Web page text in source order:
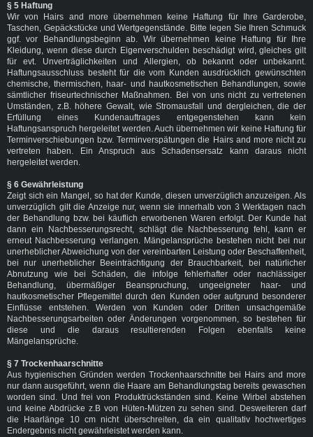
§ 5 Haftung
Wir von Hairs and more übernehmen keine Haftung für Ihre Garderobe,
Taschen, Gepäckstücke und Wertgegenstände. Bitte legen Sie Ihren Schmuck
ggf. vor Behandlungsbeginn ab. Wir übernehmen keine Haftung für Ihre
Kleidung, wenn diese durch Eigenverschulden beschädigt wird, gleiches gilt
für evt. Unverträglichkeiten und Allergien, ob bekannt oder unbekannt.
Haftungsausschluss besteht für die vom Kunden ausdrücklich gewünschten
chemische, thermischen, haar- und hautkosmetischen Behandlungen, sowie
sämtlicher friseurtechnischer Maßnahmen. Bei von uns nicht zu vertretenen
Umständen, z.B. höhere Gewalt, wie Stromausfall und dergleichen, die der
Erfüllung eines Kundenauftrages entgegenstehen kann kein
Haftungsanspruch hergeleitet werden. Auch übernehmen wir keine Haftung für
Terminverschiebungen bzw. Terminverspätungen die Hairs and more nicht zu
vertreten haben. Ein Anspruch aus Schadensersatz kann daraus nicht
hergeleitet werden.
§ 6 Gewährleistung
Zeigt sich ein Mangel, so hat der Kunde, diesen unverzüglich anzuzeigen. Als
unverzüglich gilt die Anzeige nur, wenn sie innerhalb von 3 Werktagen nach
der Behandlung bzw. bei käuflich erworbenen Waren erfolgt. Der Kunde hat
dann ein Nachbesserungsrecht, schlägt die Nachbesserung fehl, kann er
erneut Nachbesserung verlangen. Mängelansprüche bestehen nicht bei nur
unerheblicher Abweichung von der vereinbarten Leistung oder Beschaffenheit,
bei nur unerheblicher Beeinträchtigung der Brauchbarkeit, bei natürlicher
Abnutzung wie bei Schäden, die infolge fehlerhafter oder nachlässiger
Behandlung, übermäßiger Beanspruchung, ungeeigneter haar- und
hautkosmetischer Pflegemittel durch den Kunden oder aufgrund besonderer
Einflüsse entstehen. Werden von Kunden oder Dritten unsachgemäße
Nachbesserungsarbeiten oder Änderungen vorgenommen, so bestehen für
diese und die daraus resultierenden Folgen ebenfalls keine
Mängelansprüche.
§ 7 Trockenhaarschnitte
Aus hygienischen Gründen werden Trockenhaarschnitte bei Hairs and more
nur dann ausgeführt, wenn die Haare am Behandlungstag bereits gewaschen
worden sind. Und frei von Produktrückständen sind. Keine Wirbel abstehen
und keine Abdrücke z.B von Hüten-Mützen zu sehen sind. Desweiteren darf
die Haarlänge 10 cm nicht überschreiten, da ein qualitativ hochwertiges
Endergebnis nicht gewährleistet werden kann.